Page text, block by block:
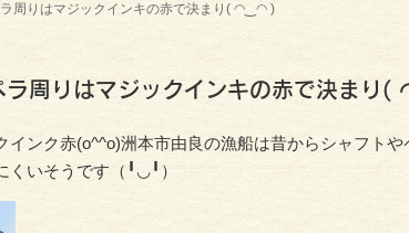
周りはマジックインキの赤で決まり( ◠‿◠ )
ラ周りはマジックインキの赤で決ま
ンク赤(o^^o)洲本市由良の漁船は昔からシャフトや
くいそうです（╹◡╹）